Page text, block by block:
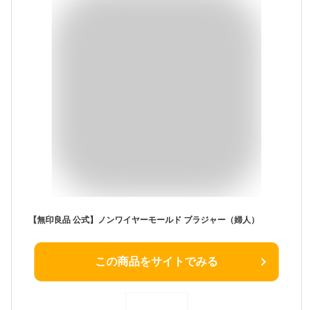
【無印良品 公式】ノンワイヤーモールド ブラジャー（婦人）
この商品をサイトでみる